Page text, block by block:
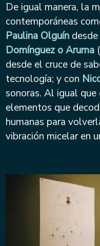
De igual manera, la
contemporáneas
Paulina Olguín
Domínguez o Aruma
desde el cruce de
tecnología; y con
sonoras. Al igual
elementos que
humanas para
vibración micelar en